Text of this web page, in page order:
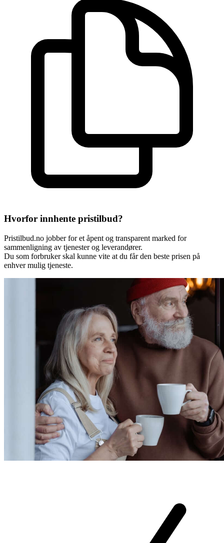
Hvorfor innhente pristilbud?
Pristilbud.no jobber for et åpent og transparent marked for
sammenligning av tjenester og leverandører.
Du som forbruker skal kunne vite at du får den beste prisen på
enhver mulig tjeneste.